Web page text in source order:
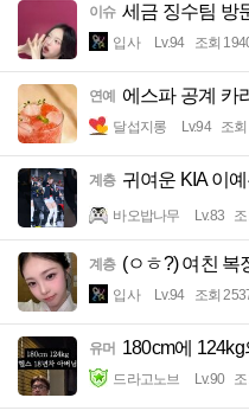
이슈 세금 징수팀 방
입사 Lv.94 조회
연예 에스파 공계 카
달섭지롱 Lv.94 조
계층 귀여운 KIA 이
바오밥나무 Lv.83
계층 (ㅇㅎ?) 여친 복
입사 Lv.94 조회
유머 180cm에
드라고노브 Lv.90